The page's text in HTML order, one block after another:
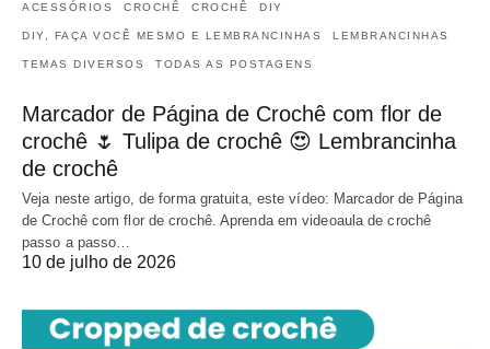
ACESSÓRIOS CROCHÊ CROCHÊ DIY
DIY, FAÇA VOCÊ MESMO E LEMBRANCINHAS LEMBRANCINHAS
TEMAS DIVERSOS TODAS AS POSTAGENS
Marcador de Página de Crochê com flor de
crochê 🌷 Tulipa de crochê 😍 Lembrancinha
de crochê
Veja neste artigo, de forma gratuita, este vídeo: Marcador de Página
de Crochê com flor de crochê. Aprenda em videoaula de crochê
passo a passo…
10 de julho de 2026